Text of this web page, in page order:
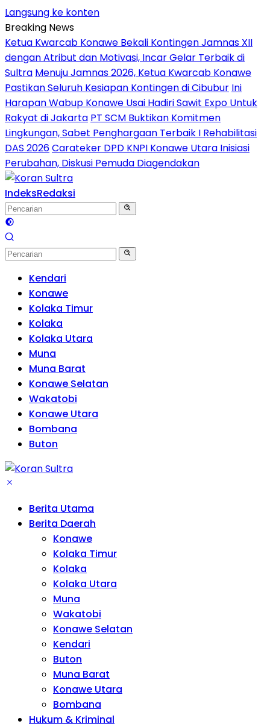
Langsung ke konten
Breaking News
Ketua Kwarcab Konawe Bekali Kontingen Jamnas XII
dengan Atribut dan Motivasi, Incar Gelar Terbaik di
Sultra Menuju Jamnas 2026, Ketua Kwarcab Konawe
Pastikan Seluruh Kesiapan Kontingen di Cibubur Ini
Harapan Wabup Konawe Usai Hadiri Sawit Expo Untuk
Rakyat di Jakarta PT SCM Buktikan Komitmen
Lingkungan, Sabet Penghargaan Terbaik I Rehabilitasi
DAS 2026Carateker DPD KNPI Konawe Utara Inisiasi
Perubahan, Diskusi Pemuda Diagendakan
IndeksRedaksi
Kendari
Konawe
Kolaka Timur
Kolaka
Kolaka Utara
Muna
Muna Barat
Konawe Selatan
Wakatobi
Konawe Utara
Bombana
Buton
Berita Utama
Berita Daerah
Konawe
Kolaka Timur
Kolaka
Kolaka Utara
Muna
Wakatobi
Konawe Selatan
Kendari
Buton
Muna Barat
Konawe Utara
Bombana
Hukum & Kriminal